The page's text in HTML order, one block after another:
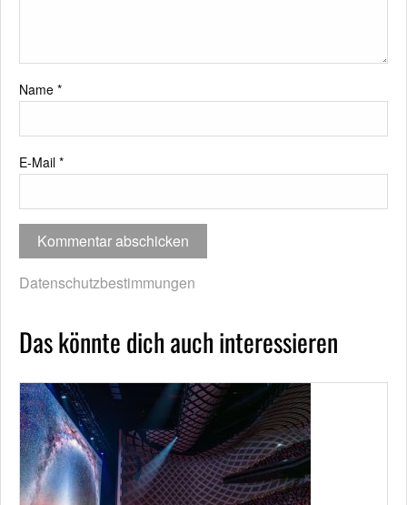
Name *
E-Mail *
Datenschutzbestimmungen
Das könnte dich auch interessieren